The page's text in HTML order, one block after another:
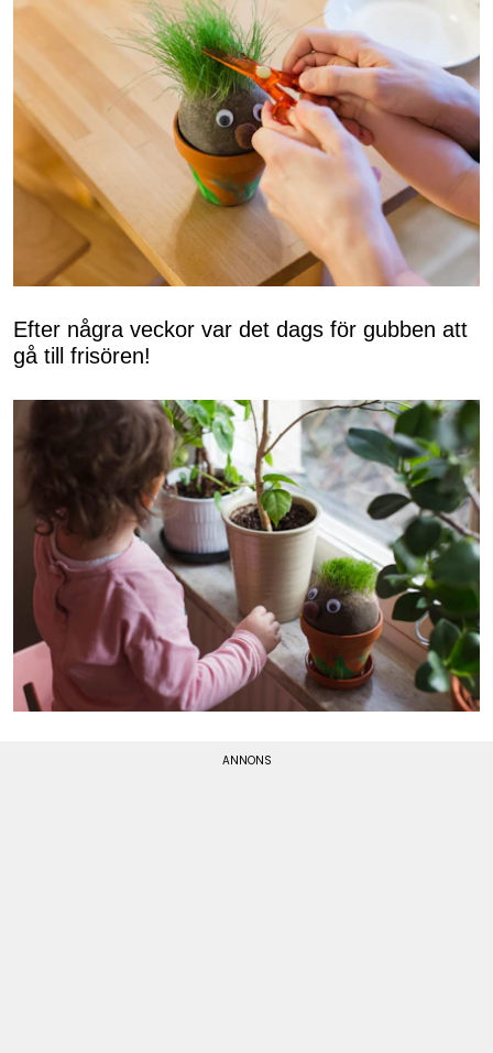
Efter några veckor var det dags för gubben att
gå till frisören!